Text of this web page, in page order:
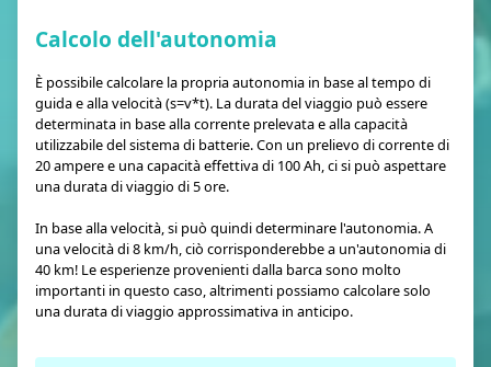
Calcolo dell'autonomia
È possibile calcolare la propria autonomia in base al tempo di
guida e alla velocità (s=v*t). La durata del viaggio può essere
determinata in base alla corrente prelevata e alla capacità
utilizzabile del sistema di batterie. Con un prelievo di corrente di
20 ampere e una capacità effettiva di 100 Ah, ci si può aspettare
una durata di viaggio di 5 ore.
In base alla velocità, si può quindi determinare l'autonomia. A
una velocità di 8 km/h, ciò corrisponderebbe a un'autonomia di
40 km! Le esperienze provenienti dalla barca sono molto
importanti in questo caso, altrimenti possiamo calcolare solo
una durata di viaggio approssimativa in anticipo.